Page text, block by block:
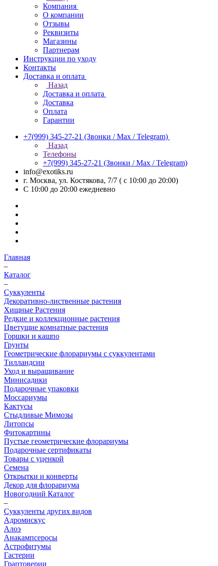
Компания
О компании
Отзывы
Реквизиты
Магазины
Партнерам
Инструкции по уходу
Контакты
Доставка и оплата
Назад
Доставка и оплата
Доставка
Оплата
Гарантии
+7(999) 345-27-21 (Звонки / Max / Telegram)
Назад
Телефоны
+7(999) 345-27-21 (Звонки / Max / Telegram)
info@exotiks.ru
г. Москва, ул. Костякова, 7/7 ( с 10:00 до 20:00)
С 10:00 до 20:00 ежедневно
Главная
–
Каталог
–
Суккуленты
Декоративно-лиственные растения
Хищные Растения
Редкие и коллекционные растения
Цветущие комнатные растения
Горшки и кашпо
Грунты
Геометрические флорариумы с суккулентами
Тилландсии
Уход и выращивание
Минисадики
Подарочные упаковки
Моссариумы
Кактусы
Стыдливые Мимозы
Литопсы
Фитокартины
Пустые геометрические флорариумы
Подарочные сертификаты
Товары с уценкой
Семена
Открытки и конверты
Декор для флорариума
Новогодний Каталог
–
Суккуленты других видов
Адромискус
Алоэ
Анакампсеросы
Астрофитумы
Гастерии
Граптоверии